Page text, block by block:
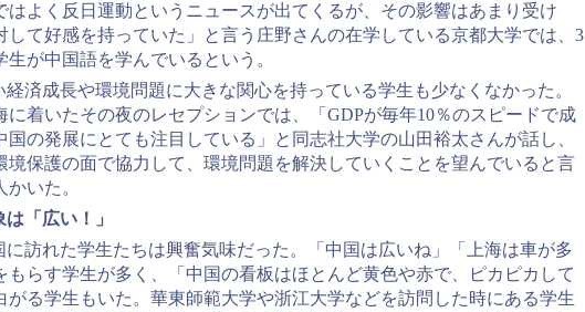
はよく反日運動というニュースが出てくるが、その影響はあまり受け
して好感を持っていた」と言う庄野さんの在学している京都大学では、3
生が中国語を学んでいるという。
経済成長や環境問題に大きな関心を持っている学生も少なくなかった。
に着いたその夜のレセプションでは、「GDPが毎年10％のスピードで成
国の発展にとても注目している」と同志社大学の山田裕太さんが話し、
境保護の面で協力して、環境問題を解決していくことを望んでいると言
かいた。
「広い！」
に訪れた学生たちは興奮気味だった。「中国は広いね」「上海は車が多
もらす学生が多く、「中国の看板はほとんど黄色や赤で、ピカピカして
がる学生もいた。華東師範大学や浙江大学などを訪問した時にある学生